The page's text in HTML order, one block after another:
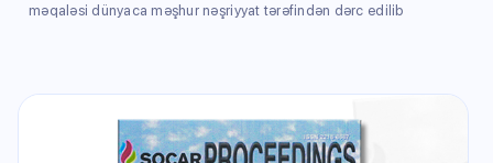
məqaləsi dünyaca məşhur nəşriyyat tərəfindən dərc edilib